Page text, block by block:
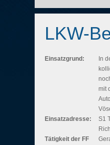
LKW-
Einsatzgrund:
In
mit
Einsatzadresse:
S1
Tätigkeit der FF